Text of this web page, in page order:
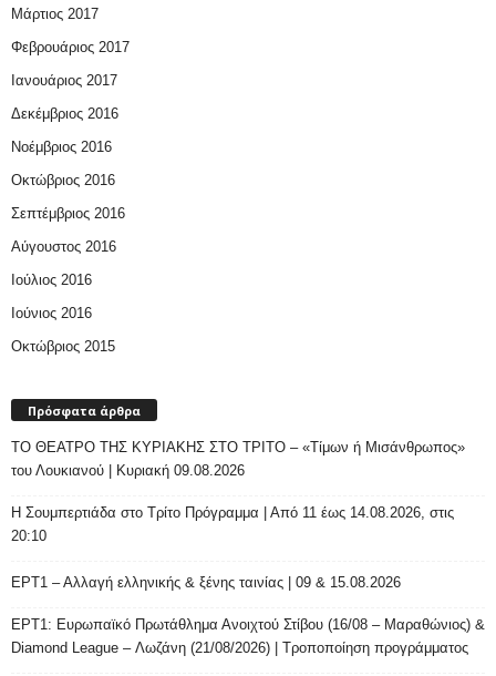
Μάρτιος 2017
Φεβρουάριος 2017
Ιανουάριος 2017
Δεκέμβριος 2016
Νοέμβριος 2016
Οκτώβριος 2016
Σεπτέμβριος 2016
Αύγουστος 2016
Ιούλιος 2016
Ιούνιος 2016
Οκτώβριος 2015
Πρόσφατα άρθρα
ΤΟ ΘΕΑΤΡΟ ΤΗΣ ΚΥΡΙΑΚΗΣ ΣΤΟ ΤΡΙΤΟ – «Τίμων ή Μισάνθρωπος»
του Λουκιανού | Κυριακή 09.08.2026
H Σουμπερτιάδα στο Τρίτο Πρόγραμμα | Από 11 έως 14.08.2026, στις
20:10
ΕΡΤ1 – Αλλαγή ελληνικής & ξένης ταινίας | 09 & 15.08.2026
ΕΡΤ1: Ευρωπαϊκό Πρωτάθλημα Ανοιχτού Στίβου (16/08 – Μαραθώνιος) &
Diamond League – Λωζάνη (21/08/2026) | Τροποποίηση προγράμματος